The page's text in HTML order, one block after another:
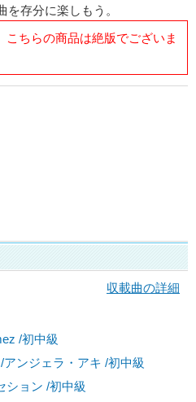
存分に楽しもう。
ちらの商品は絶版でございま
収載曲の詳細
/初中級
アンジェラ・アキ /初中級
ション /初中級